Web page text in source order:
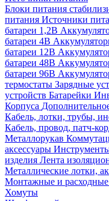
Блоки питания
питания Источники
батареи 1,2В
батареи 4В
батареи 12В
батареи 48В
батареи 96В
термостаты Зарядные
устройств Батарейки
Корпуса
Кабель, лотки, трубы,
Кабель, провод, патч-
Металлорукав
аксессуары
изделия Лента
Металлические лотки,
Монтажные и
Хомуты